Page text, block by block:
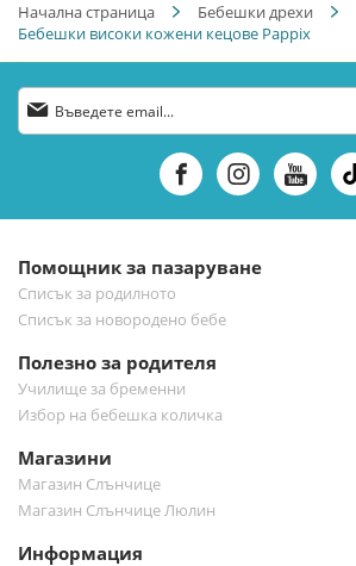
Начална страница Бебешки дрехи
Бебешки високи кожени кецове Pappix
Абонирай
се
бюлетин:
Помощник за пазаруване
Списък за родилното
Списък за новородено бебе
Полезно за родителя
Училище за бременни
Избор на бебешка количка
Магазини
Магазин Слънчице
Магазин Слънчице Люлин
Информация